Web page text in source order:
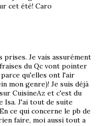
cet été! Caro
prises. Je vais assurément
du Qc vont pointer
qu'elles ont l'air
mon genre)! Je suis déjà
CuisineAz et c'est du
Isa. J'ai tout de suite
ce qui concerne le pb de
faire, moi aussi tout a